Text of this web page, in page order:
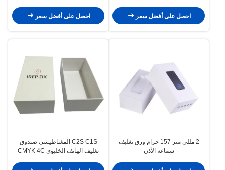
احصل على أفضل سعر احصل على أفضل سعر
2 مللي متر 157 جرام ورق تغليف
سماعة الأذن
C2S C1S المغناطيسي صندوق
تغليف الهاتف الخليوي CMYK 4C